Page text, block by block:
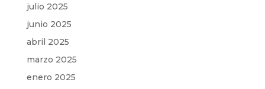
julio 2025
junio 2025
abril 2025
marzo 2025
enero 2025